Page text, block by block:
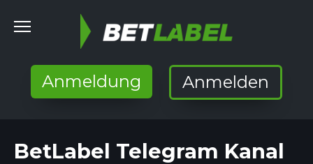
Anmeldung Anmelden
BetLabel Telegram Kanal